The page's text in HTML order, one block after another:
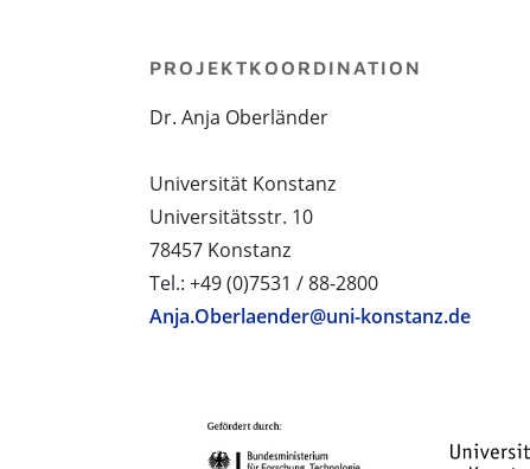
PROJEKTKOORDINATION
Dr. Anja Oberländer
Universität Konstanz
Universitätsstr. 10
78457 Konstanz
Tel.: +49 (0)7531 / 88-2800
Anja.Oberlaender@uni-konstanz.de